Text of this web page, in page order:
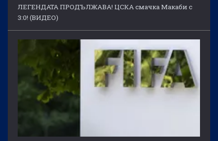
ЛЕГЕНДАТА ПРОДЪЛЖАВА! ЦСКА смачка Макаби с
3:0! (ВИДЕО)